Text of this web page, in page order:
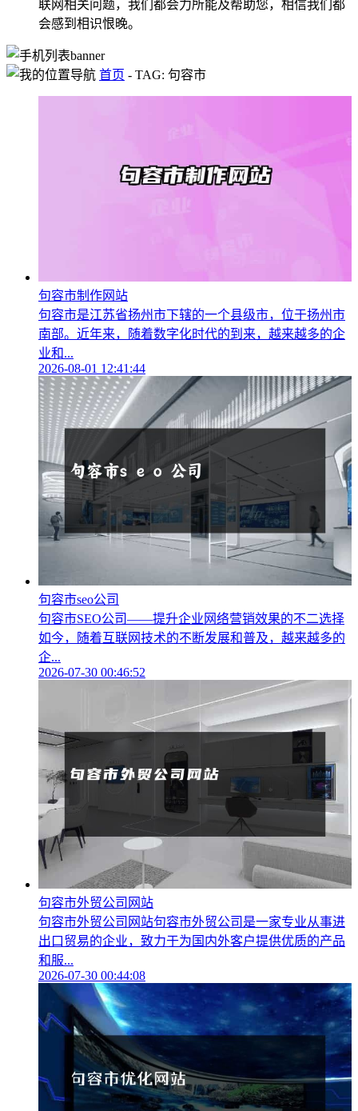
联网相关问题，我们都会力所能及帮助您，相信我们都
会感到相识恨晚。
首页 - TAG: 句容市
句容市制作网站
句容市是江苏省扬州市下辖的一个县级市，位于扬州市
南部。近年来，随着数字化时代的到来，越来越多的企
业和...
2026-08-01 12:41:44
句容市seo公司
句容市SEO公司——提升企业网络营销效果的不二选择
如今，随着互联网技术的不断发展和普及，越来越多的
企...
2026-07-30 00:46:52
句容市外贸公司网站
句容市外贸公司网站句容市外贸公司是一家专业从事进
出口贸易的企业，致力于为国内外客户提供优质的产品
和服...
2026-07-30 00:44:08